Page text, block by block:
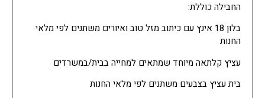
החבילה כוללת:
בלון 18 אינץ עם כיתוב מזל טוב ואיורים משתנים לפי מלאי
החנות
עציץ קלתאה מיוחד שמתאים למחייה בבית/במשרדים
בית עציץ בצבעים משתנים לפי מלאי החנות